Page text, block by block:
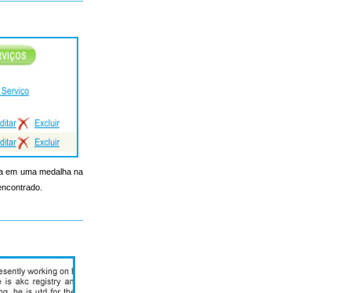
em uma medalha na